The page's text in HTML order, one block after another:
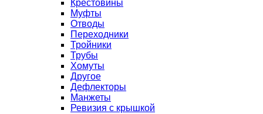
Крестовины
Муфты
Отводы
Переходники
Тройники
Трубы
Хомуты
Другое
Дефлекторы
Манжеты
Ревизия с крышкой